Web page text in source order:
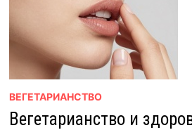
ВЕГЕТАРИАНСТВО
Вегетарианство и